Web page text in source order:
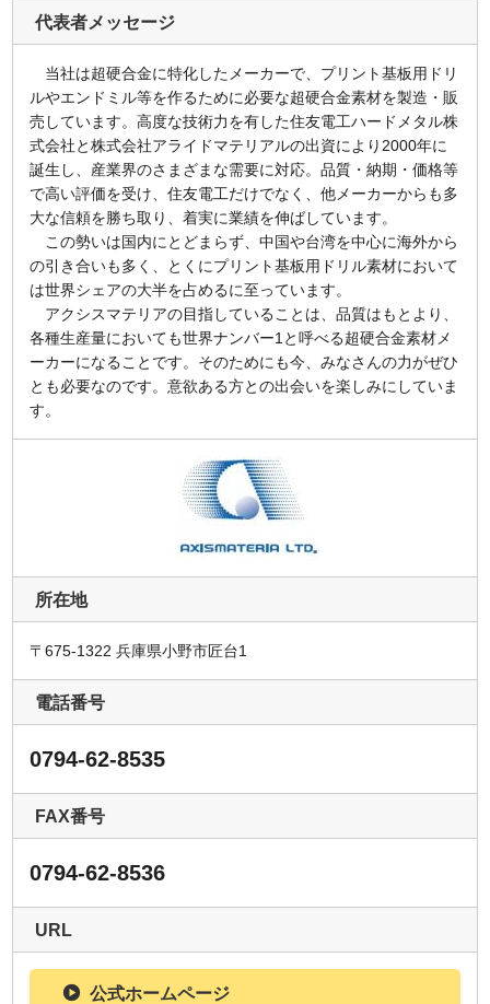
代表者メッセージ
当社は超硬合金に特化したメーカーで、プリント基板用ドリ
ルやエンドミル等を作るために必要な超硬合金素材を製造・販
売しています。高度な技術力を有した住友電工ハードメタル株
式会社と株式会社アライドマテリアルの出資により2000年に
誕生し、産業界のさまざまな需要に対応。品質・納期・価格等
で高い評価を受け、住友電工だけでなく、他メーカーからも多
大な信頼を勝ち取り、着実に業績を伸ばしています。
この勢いは国内にとどまらず、中国や台湾を中心に海外から
の引き合いも多く、とくにプリント基板用ドリル素材において
は世界シェアの大半を占めるに至っています。
アクシスマテリアの目指していることは、品質はもとより、
各種生産量においても世界ナンバー1と呼べる超硬合金素材メ
ーカーになることです。そのためにも今、みなさんの力がぜひ
とも必要なのです。意欲ある方との出会いを楽しみにしていま
す。
所在地
〒675-1322 兵庫県小野市匠台1
電話番号
0794-62-8535
FAX番号
0794-62-8536
URL
公式ホームページ